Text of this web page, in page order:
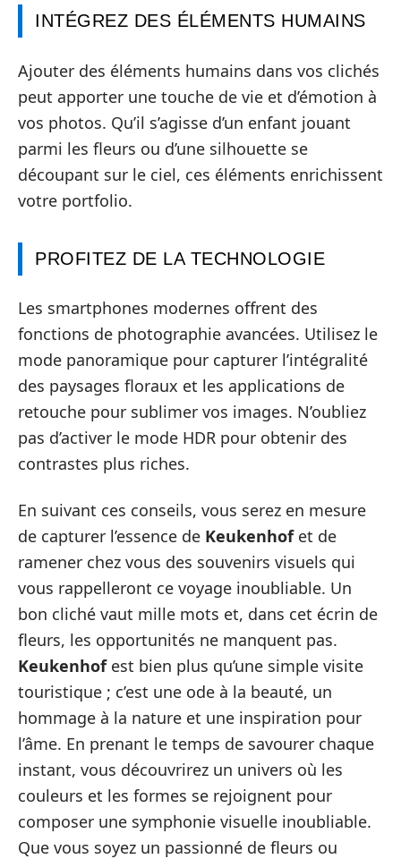
INTÉGREZ DES ÉLÉMENTS HUMAINS
Ajouter des éléments humains dans vos clichés
peut apporter une touche de vie et d’émotion à
vos photos. Qu’il s’agisse d’un enfant jouant
parmi les fleurs ou d’une silhouette se
découpant sur le ciel, ces éléments enrichissent
votre portfolio.
PROFITEZ DE LA TECHNOLOGIE
Les smartphones modernes offrent des
fonctions de photographie avancées. Utilisez le
mode panoramique pour capturer l’intégralité
des paysages floraux et les applications de
retouche pour sublimer vos images. N’oubliez
pas d’activer le mode HDR pour obtenir des
contrastes plus riches.
En suivant ces conseils, vous serez en mesure
de capturer l’essence de Keukenhofet de
ramener chez vous des souvenirs visuels qui
vous rappelleront ce voyage inoubliable. Un
bon cliché vaut mille mots et, dans cet écrin de
fleurs, les opportunités ne manquent pas.
Keukenhofest bien plus qu’une simple visite
touristique ; c’est une ode à la beauté, un
hommage à la nature et une inspiration pour
l’âme. En prenant le temps de savourer chaque
instant, vous découvrirez un univers où les
couleurs et les formes se rejoignent pour
composer une symphonie visuelle inoubliable.
Que vous soyez un passionné de fleurs ou